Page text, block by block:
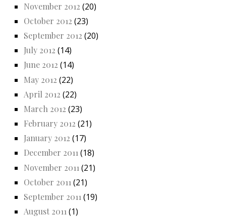
November 2012 (20)
October 2012 (23)
September 2012 (20)
July 2012 (14)
June 2012 (14)
May 2012 (22)
April 2012 (22)
March 2012 (23)
February 2012 (21)
January 2012 (17)
December 2011(18)
November 2011 (21)
October 2011 (21)
September 2011 (19)
August 2011(1)